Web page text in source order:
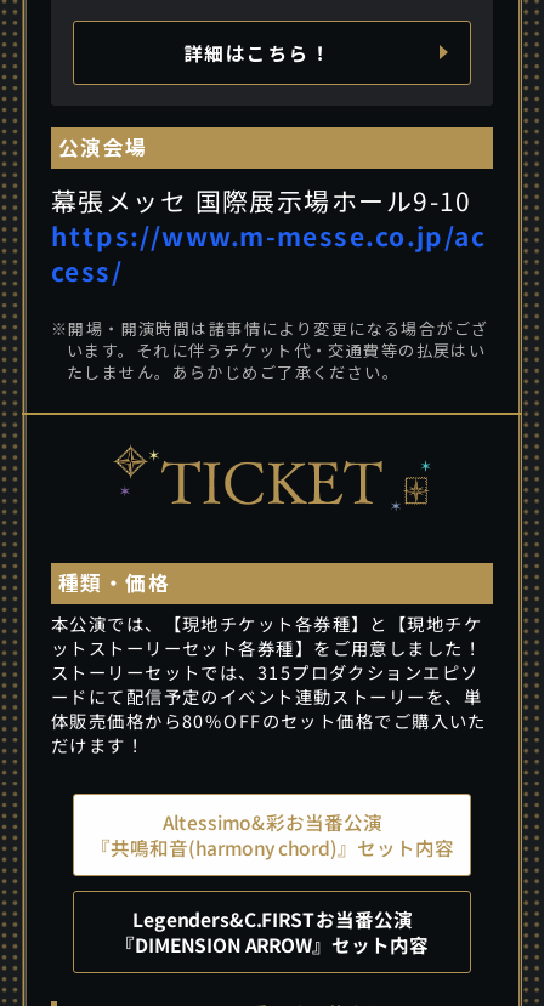
詳細はこちら！
公演会場
幕張メッセ 国際展示場ホール9-10
https://www.m-messe.co.jp/ac
cess/
※開場・開演時間は諸事情により変更になる場合がござ
います。それに伴うチケット代・交通費等の払戻はい
たしません。あらかじめご了承ください。
種類・価格
本公演では、【現地チケット各券種】と【現地チケ
ットストーリーセット各券種】をご用意しました！
ストーリーセットでは、315プロダクションエピソ
ードにて配信予定のイベント連動ストーリーを、単
体販売価格から80%OFFのセット価格でご購入いた
だけます！
Altessimo&彩お当番公演
『共鳴和音(harmony chord)』セット内容
Legenders&C.FIRSTお当番公演
『DIMENSION ARROW』セット内容